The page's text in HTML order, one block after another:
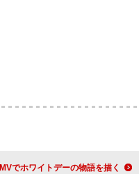
あたらよ、新曲「春となり」MVでホワイトデーの物語を描く